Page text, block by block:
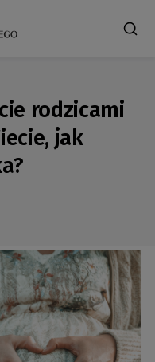
rodzicami
jak